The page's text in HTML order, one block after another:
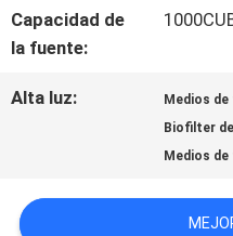
NOSOTROS
Capacidad de
la fuente:
Alta luz: Medios de
Biofilter
Medios de